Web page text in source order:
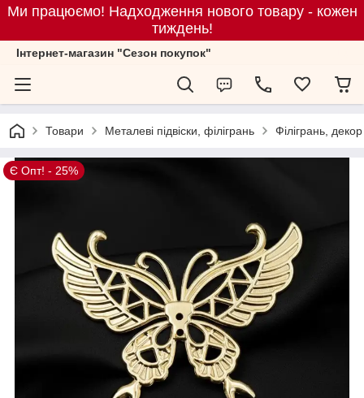
Ми працюємо! Надходження нового товару - кожен
тиждень!
Iнтернет-магазин "Сезон покупок"
Товари Металеві підвіски, філігрань Філігрань,
Є Опт! - 25%